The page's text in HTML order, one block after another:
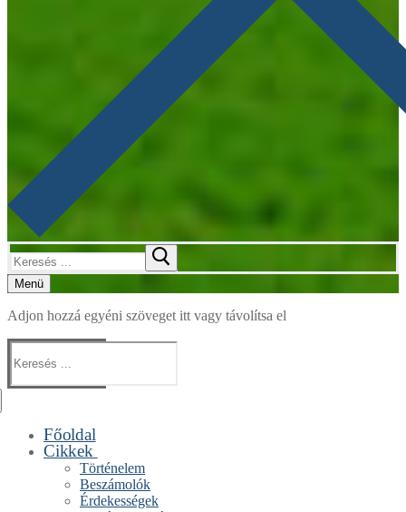
Keresése:
Menü
Adjon hozzá egyéni szöveget itt vagy távolítsa el
Keresése:
Főoldal
Cikkek
Történelem
Beszámolók
Érdekességek